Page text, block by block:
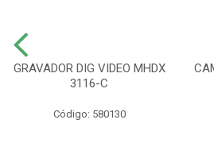
GRAVADOR DIG VIDEO MHDX
3116-C
Código: 580130